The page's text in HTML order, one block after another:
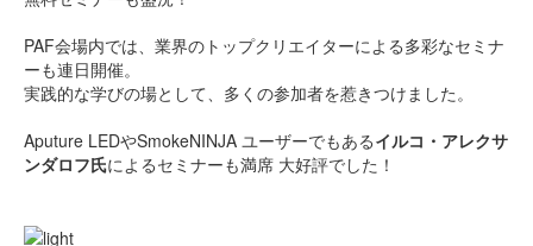
PAF会場内では、業界のトップクリエイターによる多彩なセミナ
ーも連日開催。
実践的な学びの場として、多くの参加者を惹きつけました。
Aputure LEDやSmokeNINJA ユーザーでもあるイルコ・アレクサ
ンダロフ氏によるセミナーも満席 大好評でした！